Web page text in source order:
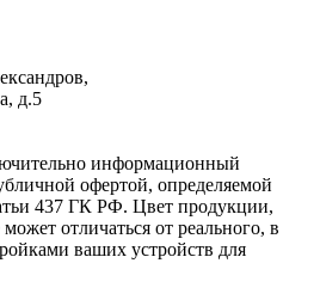
д.5
информационный
офертой, определяемой
437 ГК РФ. Цвет продукции,
отличаться от реального, в
ваших устройств для